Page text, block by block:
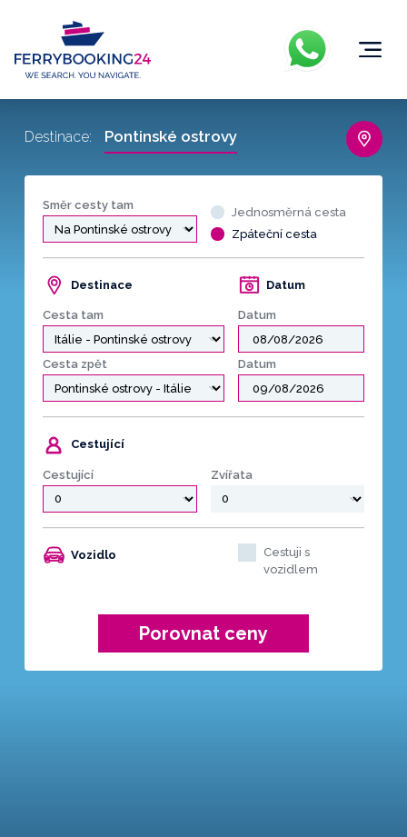
Směr cesty tam
Jednosměrná cesta
Zpáteční cesta
Destinace
Cesta tam
Datum
Datum
Cesta zpět Datum
Cestující
Cestující Zvířata
Vozidlo
Cestuji s
vozidlem
Porovnat ceny
Destinace: Pontinské ostrovy